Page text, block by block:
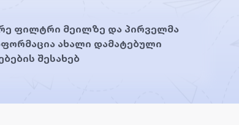
ფილტრი მეილზე და პირველმა
ახალი დამატებული
შესახებ